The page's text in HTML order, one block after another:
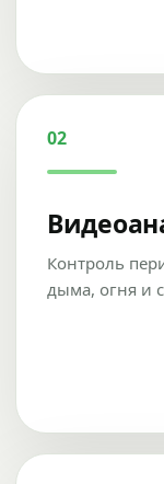
02
Контроль
дыма, огня и